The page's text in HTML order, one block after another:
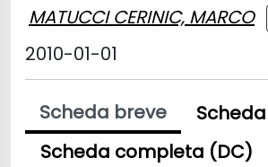
MATUCCI CERINIC, MARCO
2010-01-01
Scheda breve
Scheda completa (DC)